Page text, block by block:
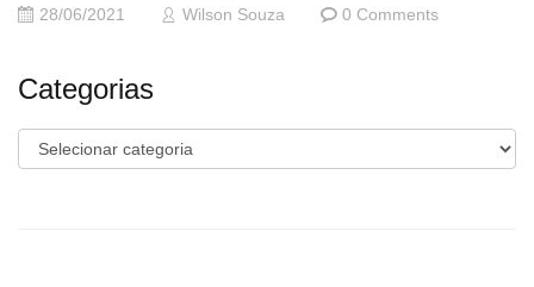
28/06/2021 Wilson Souza 0 Comments
Categorias
Categorias